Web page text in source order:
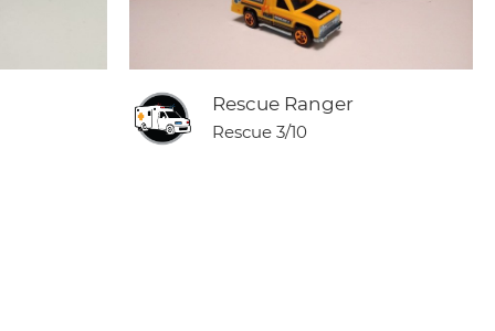
Rescue Ranger
Rescue 3/10